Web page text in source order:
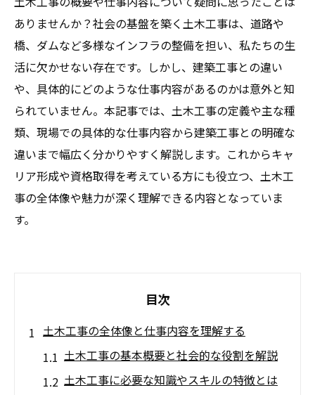
ありませんか？社会の基盤を築く土木工事は、道路や
橋、ダムなど多様なインフラの整備を担い、私たちの生
活に欠かせない存在です。しかし、建築工事との違い
や、具体的にどのような仕事内容があるのかは意外と知
られていません。本記事では、土木工事の定義や主な種
類、現場での具体的な仕事内容から建築工事との明確な
違いまで幅広く分かりやすく解説します。これからキャ
リア形成や資格取得を考えている方にも役立つ、土木工
事の全体像や魅力が深く理解できる内容となっていま
す。
目次
土木工事の全体像と仕事内容を理解する
土木工事の基本概要と社会的な役割を解説
土木工事に必要な知識やスキルの特徴とは